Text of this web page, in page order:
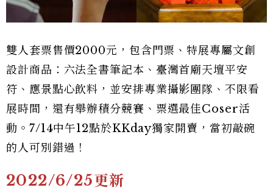
雙人套票售價2000元，包含門票、特展專屬文創
設計商品：六法全書筆記本、臺灣首廟天壇平安
符、應景點心飲料，並安排專業攝影團隊、不限看
展時間，還有舉辦積分競賽、票選最佳Coser活
動。7/14中午12點於KKday獨家開賣，當初敲碗
的人可別錯過！
2022/6/25更新